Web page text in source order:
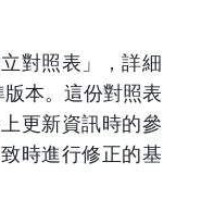
對照表」，詳細
本。這份對照表
更新資訊時的參
時進行修正的基